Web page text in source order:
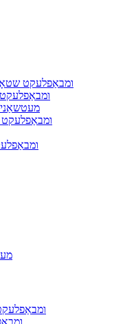
ומבאַפלעקט
ומבאַפלעקט